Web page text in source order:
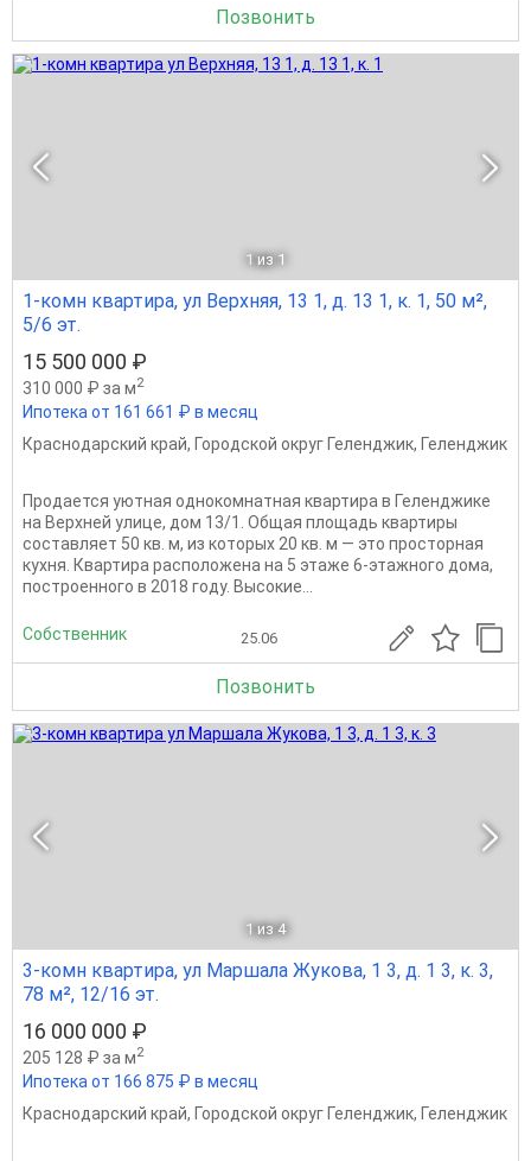
Позвонить
1 из 1
1-комн квартира, ул Верхняя, 13 1, д. 13 1, к. 1, 50 м²,
5/6 эт.
15 500 000 ₽
310 000 ₽ за м2
Ипотека от 161 661 ₽ в месяц
Краснодарский край, Городской округ Геленджик, Геленджик
Продается уютная однокомнатная квартира в Геленджике
на Верхней улице, дом 13/1. Общая площадь квартиры
составляет 50 кв. м, из которых 20 кв. м — это просторная
кухня. Квартира расположена на 5 этаже 6-этажного дома,
построенного в 2018 году. Высокие...
Собственник 25.06
Позвонить
1 из 4
3-комн квартира, ул Маршала Жукова, 1 3, д. 1 3, к. 3,
78 м², 12/16 эт.
16 000 000 ₽
205 128 ₽ за м2
Ипотека от 166 875 ₽ в месяц
Краснодарский край, Городской округ Геленджик, Геленджик